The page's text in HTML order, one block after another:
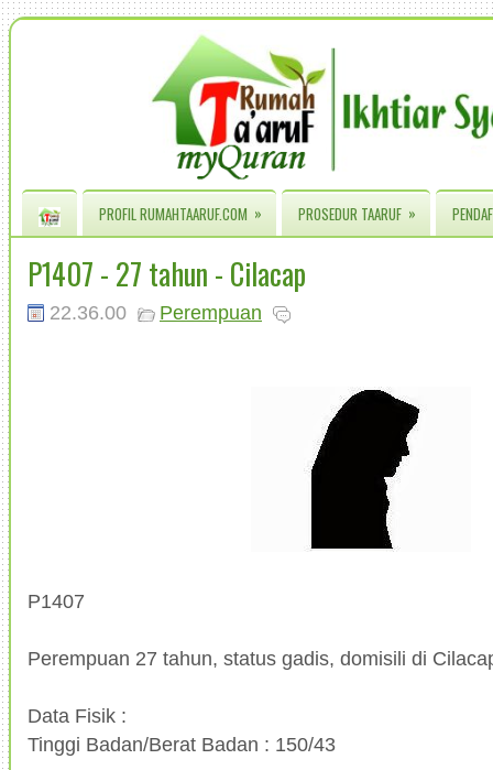
PROFIL RUMAHTAARUF.COM » PROSEDUR TAARUF »
P1407 - 27 tahun - Cilacap
22.36.00 Perempuan
P1407
Perempuan 27 tahun, status gadis, domisili di
Data Fisik :
Tinggi Badan/Berat Badan : 150/43